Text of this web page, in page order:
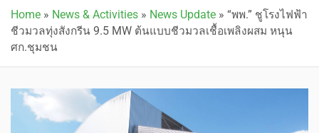
Home » News & Activities » News Update » “พพ.” ชูโรงไฟฟ้า
ชีวมวลทุ่งสังกรีน 9.5 MW ต้นแบบชีวมวลเชื้อเพลิงผสม หนุน
ศก.ชุมชน